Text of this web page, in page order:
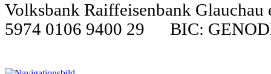
Volksbank Raiffeisenbank
5974 0106 9400 29 BIC: